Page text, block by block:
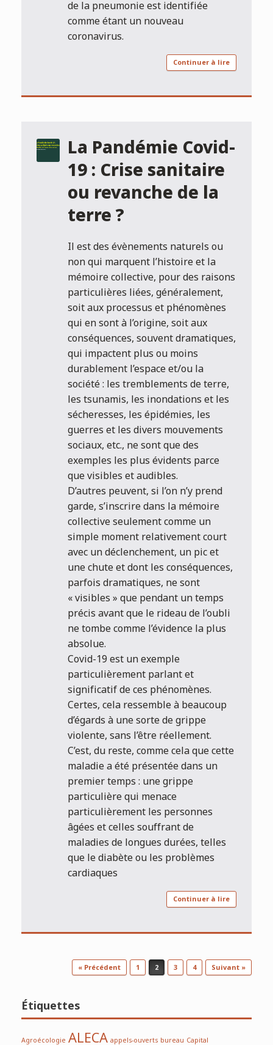
de la pneumonie est identifiée
comme étant un nouveau
coronavirus.
Continuer à lire
La Pandémie Covid-
19 : Crise sanitaire
ou revanche de la
terre ?
Il est des évènements naturels ou
non qui marquent l’histoire et la
mémoire collective, pour des raisons
particulières liées, généralement,
soit aux processus et phénomènes
qui en sont à l’origine, soit aux
conséquences, souvent dramatiques,
qui impactent plus ou moins
durablement l’espace et/ou la
société : les tremblements de terre,
les tsunamis, les inondations et les
sécheresses, les épidémies, les
guerres et les divers mouvements
sociaux, etc., ne sont que des
exemples les plus évidents parce
que visibles et audibles.
D’autres peuvent, si l’on n’y prend
garde, s’inscrire dans la mémoire
collective seulement comme un
simple moment relativement court
avec un déclenchement, un pic et
une chute et dont les conséquences,
parfois dramatiques, ne sont
« visibles » que pendant un temps
précis avant que le rideau de l’oubli
ne tombe comme l’évidence la plus
absolue.
Covid-19 est un exemple
particulièrement parlant et
significatif de ces phénomènes.
Certes, cela ressemble à beaucoup
d’égards à une sorte de grippe
violente, sans l’être réellement.
C’est, du reste, comme cela que cette
maladie a été présentée dans un
premier temps : une grippe
particulière qui menace
particulièrement les personnes
âgées et celles souffrant de
maladies de longues durées, telles
que le diabète ou les problèmes
cardiaques
Continuer à lire
Post navigation« Précédent 1 2 3 4 Suivant »
Étiquettes
Agroécologie ALECAappels-ouverts bureau Capital